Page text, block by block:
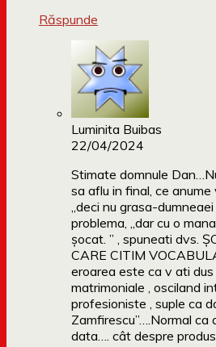
Răspunde
Luminita Buibas
22/04/2024
Stimate domnule
sa aflu in final, ce
„deci nu grasa-
problema, „dar cu o
șocat. ” , spuneati dvs.
CARE CITIM
eroarea este ca v ati
matrimoniale , osciland
profesioniste , suple ca
Zamfirescu”….Normal ca
data…. cât despre